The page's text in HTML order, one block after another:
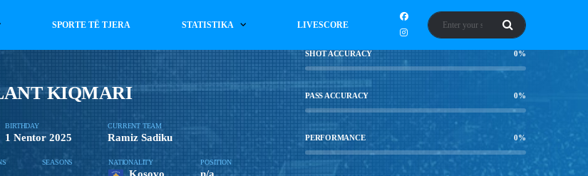
SPORTE TË TJERA STATISTIKA LIVESCORE
KIQMARI
BIRTHDAY
1 Nentor 2025
CURRENT TEAM
Ramiz Sadiku
SEASONS NATIONALITY POSITION
SHOT ACCURACY 0%
PASS ACCURACY 0%
PERFORMANCE 0%